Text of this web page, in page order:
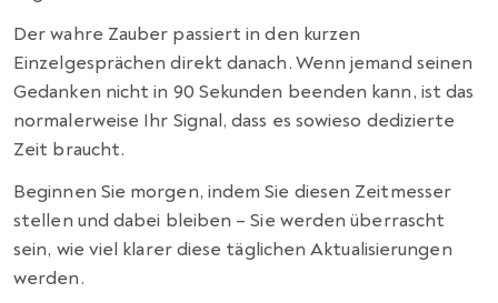
Der wahre Zauber passiert in den kurzen
Einzelgesprächen direkt danach. Wenn jemand seinen
Gedanken nicht in 90 Sekunden beenden kann, ist das
normalerweise Ihr Signal, dass es sowieso dedizierte
Zeit braucht.
Beginnen Sie morgen, indem Sie diesen Zeitmesser
stellen und dabei bleiben – Sie werden überrascht
sein, wie viel klarer diese täglichen Aktualisierungen
werden.